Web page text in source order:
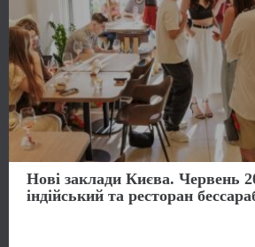
Нові заклади Києва. Червень
індійський та ресторан